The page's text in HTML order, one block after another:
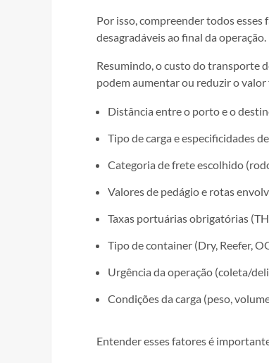
Por isso, compreender todos
desagradáveis ao final da operação.
Resumindo, o custo do transporte
podem aumentar ou reduzir o
Distância entre o porto e o
Tipo de carga e especificidades
Categoria de frete escolhido
Valores de pedágio e rotas
Taxas portuárias obrigatórias
Tipo de container (Dry, Reefer,
Urgência da operação (coleta/
Condições da carga (peso,
Entender esses fatores é